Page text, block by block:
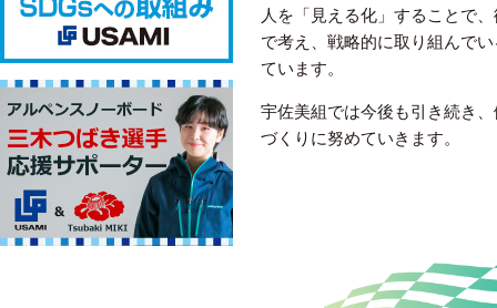
人を「見える化」することで
で考え、戦略的に取り組んで
ています。
宇佐美組では今後も引き続き
づくりに努めていきます。